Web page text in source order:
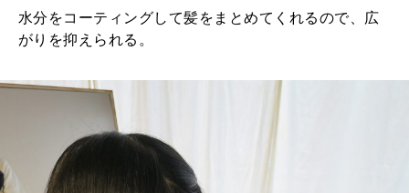
水分をコーティングして髪をまとめてくれるので、広
がりを抑えられる。